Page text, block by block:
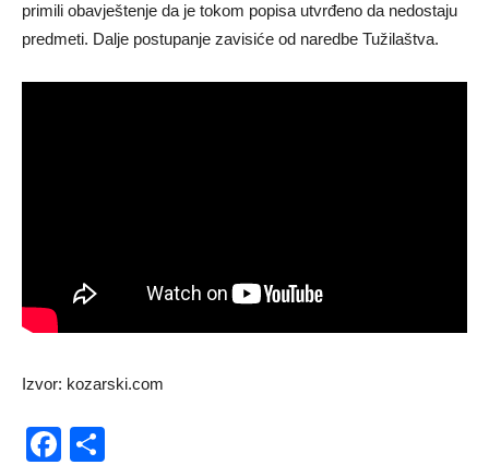
primili obavještenje da je tokom popisa utvrđeno da nedostaju
predmeti. Dalje postupanje zavisiće od naredbe Tužilaštva.
Izvor: kozarski.com
Facebook